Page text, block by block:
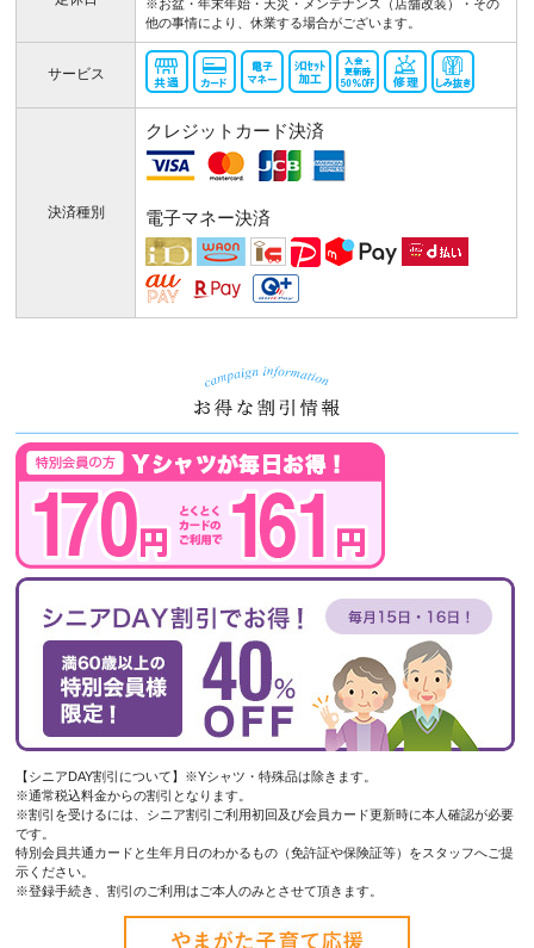
※お盆・年末年始・天災・メンテナンス（店舗改装）・その
他の事情により、休業する場合がございます。
サービス
決済種別
クレジットカード決済
電子マネー決済
【シニアDAY割引について】※Yシャツ・特殊品は除きます。
※通常税込料金からの割引となります。
※割引を受けるには、シニア割引ご利用初回及び会員カード更新時に本人確認が必要
です。
特別会員共通カードと生年月日のわかるもの（免許証や保険証等）をスタッフへご提
示ください。
※登録手続き、割引のご利用はご本人のみとさせて頂きます。